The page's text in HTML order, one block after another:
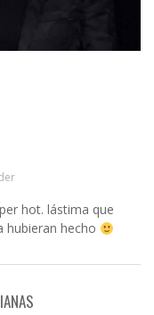
hot. lástima que
hubieran hecho